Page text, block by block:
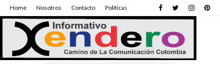
Home Nosotros Contacto Políticas